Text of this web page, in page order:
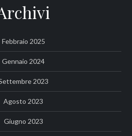
Febbraio 2025
Gennaio 2024
2023
Agosto 2023
Giugno 2023